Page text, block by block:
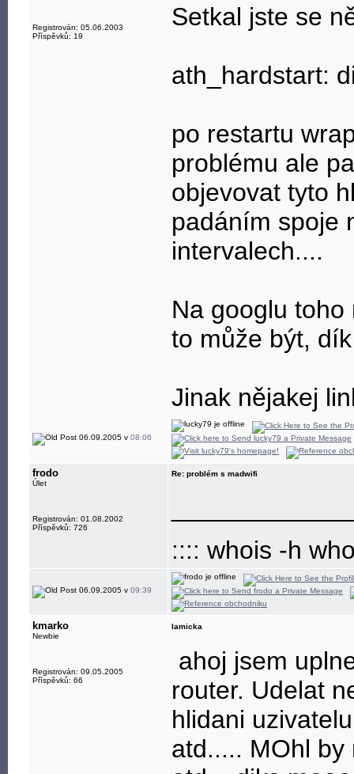
Registrován: 05.06.2003
Příspěvků: 19
Setkal jste se
ath_hardstart:
po restartu
problému ale
objevovat tyto
padáním spoje
intervalech....
Na googlu
to může být,
Jinak nějakej
06.09.2005 v 08:06
frodo
Úlet
Registrován: 01.08.2002
Příspěvků: 726
Re: problém s madwifi
:::: whois -h
06.09.2005 v 09:39
kmarko
Newbie
Registrován: 09.05.2005
Příspěvků: 66
lamicka
ahoj jsem
router. Udelat
hlidani
atd..... MOhl